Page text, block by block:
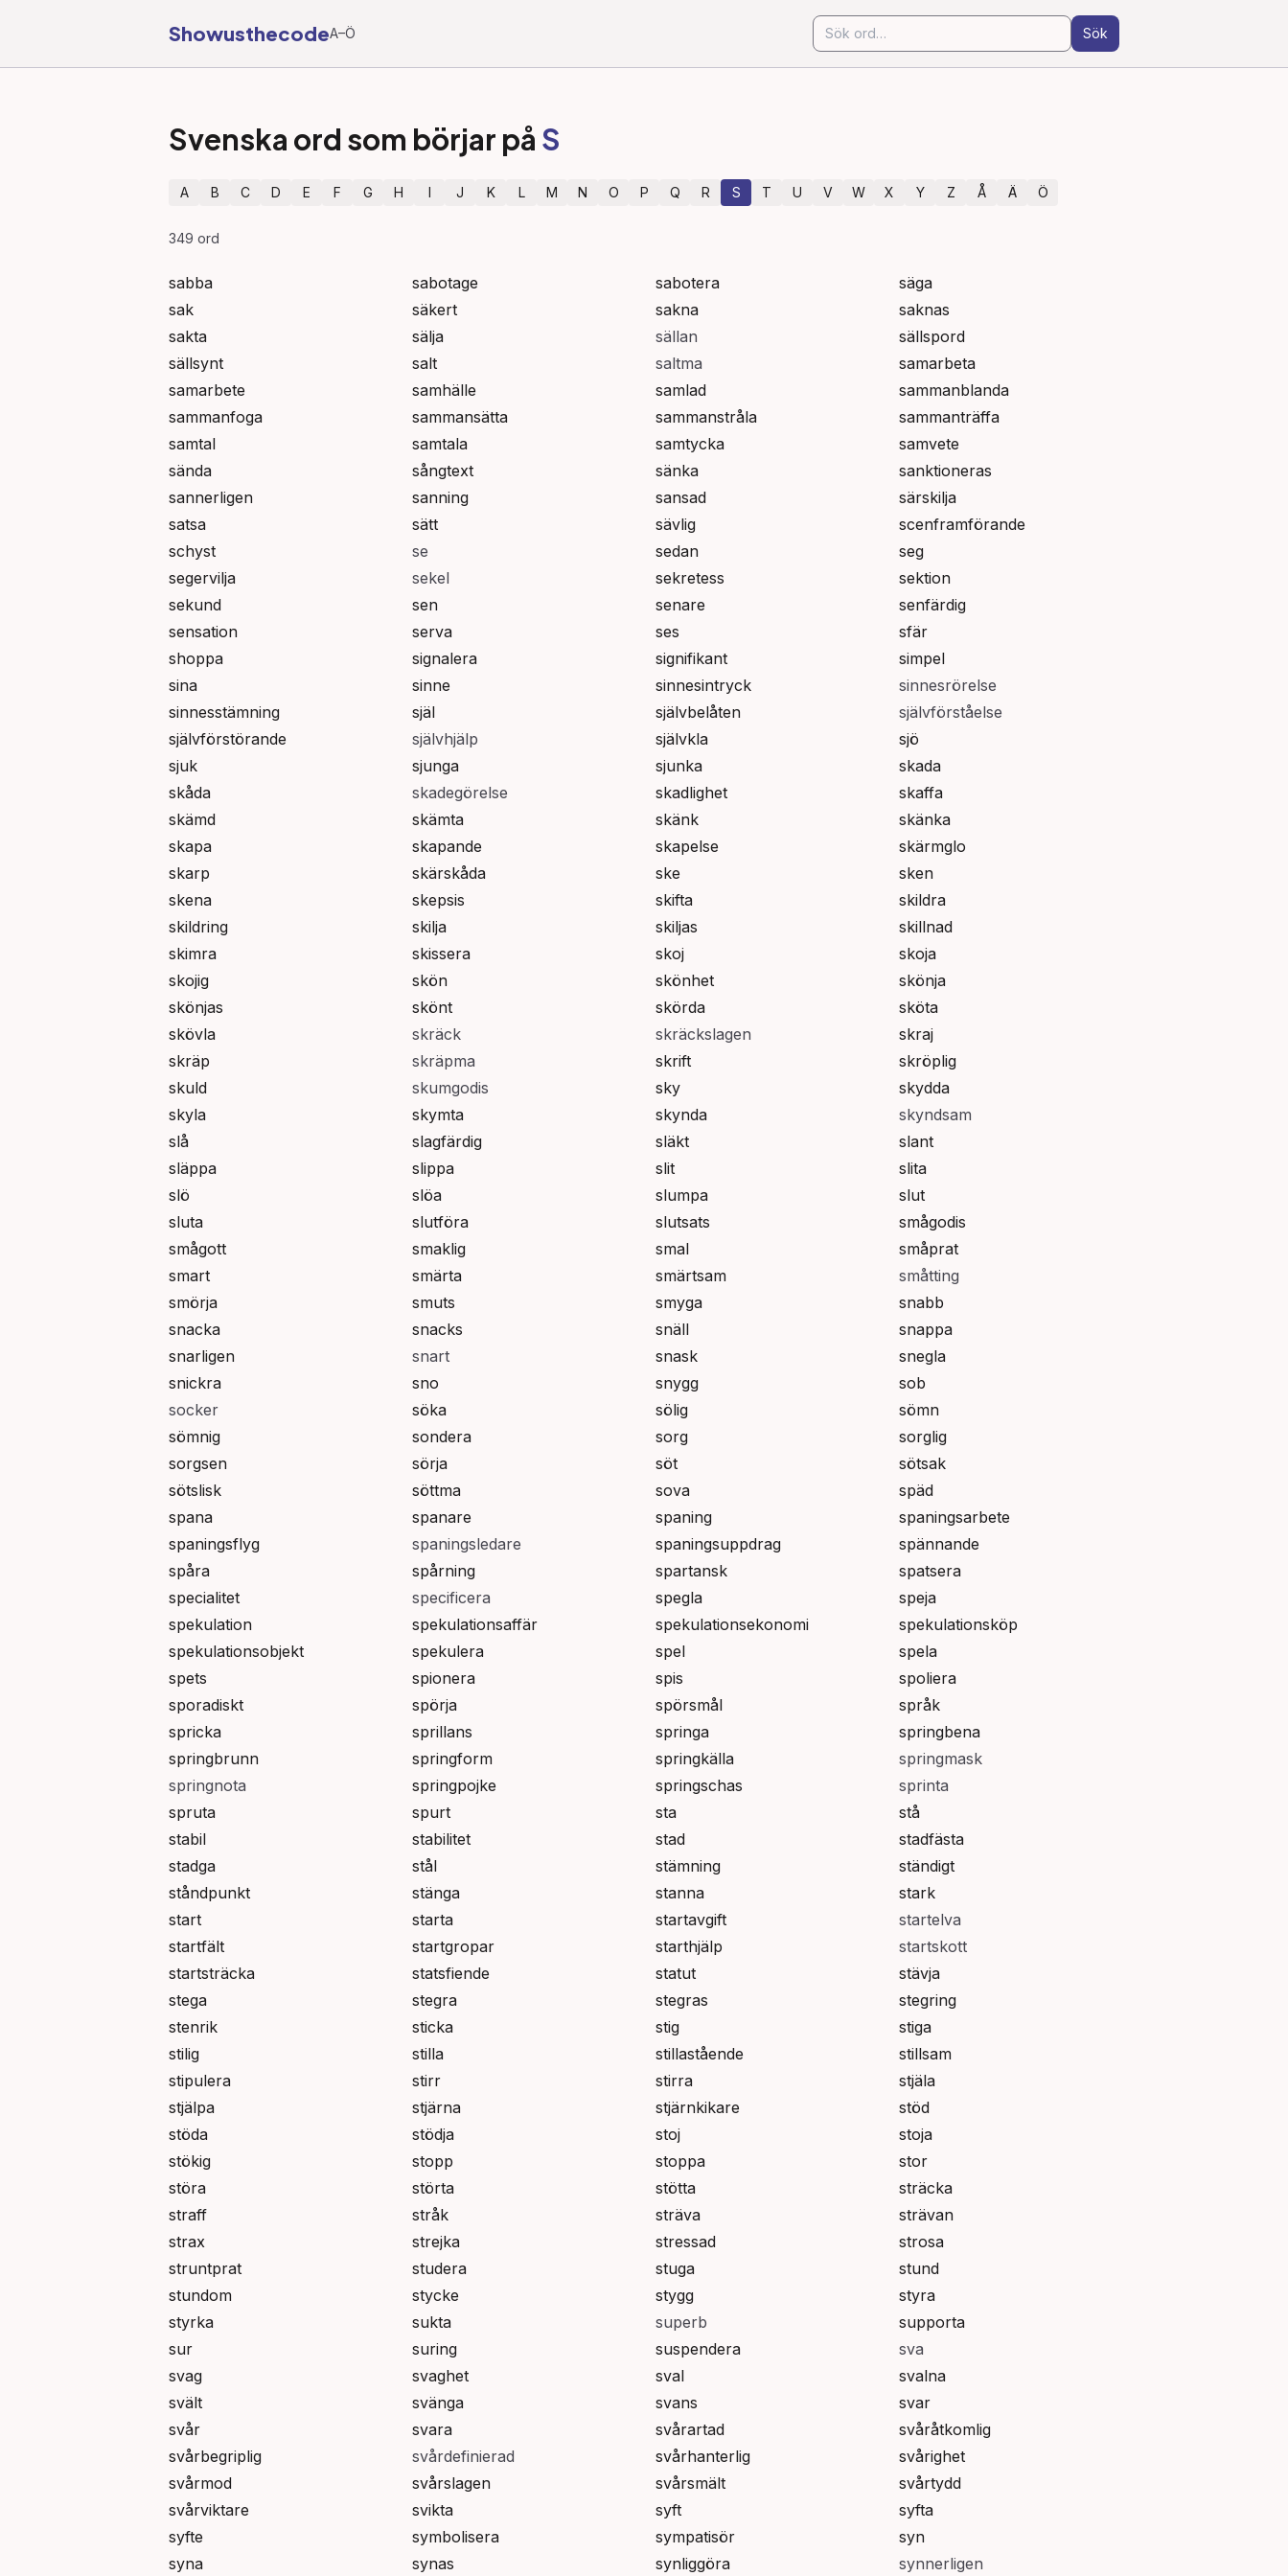
ShowusthecodeA–Ö Sök
Svenska ord som börjar på S
A B C D E F G H I J K L M N O P Q R S T U V W X Y Z Å Ä Ö
349 ord
sabba sabotage sabotera
säga
sak
säkert sakna
saknas
sakta
sälja sällan
sällspord
sällsynt
salt saltma
samarbeta
samarbete
samhälle samlad
sammanblanda
sammanfoga
sammansätta sammanstråla
sammanträffa
samtal
samtala samtycka
samvete
sända
sångtext sänka
sanktioneras
sannerligen
sanning sansad
särskilja
satsa
sätt sävlig
scenframförande
schyst
se sedan
seg
segervilja
sekel sekretess
sektion
sekund
sen senare
senfärdig
sensation
serva ses
sfär
shoppa
signalera signifikant
simpel
sina
sinne sinnesintryck
sinnesrörelse
sinnesstämning
själ självbelåten
självförståelse
självförstörande
självhjälp självkla
sjö
sjuk
sjunga sjunka
skada
skåda
skadegörelse skadlighet
skaffa
skämd
skämta skänk
skänka
skapa
skapande skapelse
skärmglo
skarp
skärskåda ske
sken
skena
skepsis skifta
skildra
skildring
skilja skiljas
skillnad
skimra
skissera skoj
skoja
skojig
skön skönhet
skönja
skönjas
skönt skörda
sköta
skövla
skräck skräckslagen
skraj
skräp
skräpma skrift
skröplig
skuld
skumgodis sky
skydda
skyla
skymta skynda
skyndsam
slå
slagfärdig släkt
slant
släppa
slippa slit
slita
slö
slöa slumpa
slut
sluta
slutföra slutsats
smågodis
smågott
smaklig smal
småprat
smart
smärta smärtsam
småtting
smörja
smuts smyga
snabb
snacka
snacks snäll
snappa
snarligen
snart snask
snegla
snickra
sno snygg
sob
socker
söka sölig
sömn
sömnig
sondera sorg
sorglig
sorgsen
sörja söt
sötsak
sötslisk
söttma sova
späd
spana
spanare spaning
spaningsarbete
spaningsflyg
spaningsledare spaningsuppdrag
spännande
spåra
spårning spartansk
spatsera
specialitet
specificera spegla
speja
spekulation
spekulationsaffär spekulationsekonomi
spekulationsköp
spekulationsobjekt
spekulera spel
spela
spets
spionera spis
spoliera
sporadiskt
spörja spörsmål
språk
spricka
sprillans springa
springbena
springbrunn
springform springkälla
springmask
springnota
springpojke springschas
sprinta
spruta
spurt sta
stå
stabil
stabilitet stad
stadfästa
stadga
stål stämning
ständigt
ståndpunkt
stänga stanna
stark
start
starta startavgift
startelva
startfält
startgropar starthjälp
startskott
startsträcka
statsfiende statut
stävja
stega
stegra stegras
stegring
stenrik
sticka stig
stiga
stilig
stilla stillastående
stillsam
stipulera
stirr stirra
stjäla
stjälpa
stjärna stjärnkikare
stöd
stöda
stödja stoj
stoja
stökig
stopp stoppa
stor
störa
störta stötta
sträcka
straff
stråk sträva
strävan
strax
strejka stressad
strosa
struntprat
studera stuga
stund
stundom
stycke stygg
styra
styrka
sukta superb
supporta
sur
suring suspendera
sva
svag
svaghet sval
svalna
svält
svänga svans
svar
svår
svara svårartad
svåråtkomlig
svårbegriplig
svårdefinierad svårhanterlig
svårighet
svårmod
svårslagen svårsmält
svårtydd
svårviktare
svikta syft
syfta
syfte
symbolisera sympatisör
syn
syna
synas synliggöra synnerligen